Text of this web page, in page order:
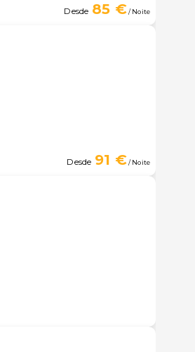
Desde 85 €/ Noite
Desde 91 €/ Noite